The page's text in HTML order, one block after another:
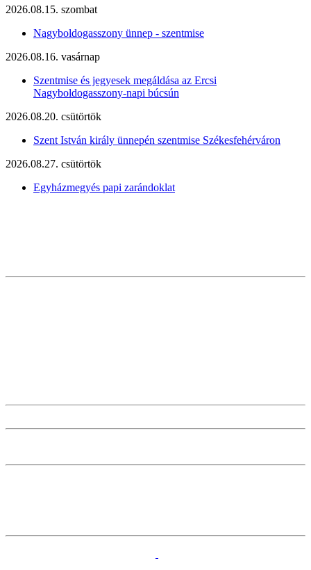
2026.08.15. szombat
Nagyboldogasszony ünnep - szentmise
2026.08.16. vasárnap
Szentmise és jegyesek megáldása az Ercsi
Nagyboldogasszony-napi búcsún
2026.08.20. csütörtök
Szent István király ünnepén szentmise Székesfehérváron
2026.08.27. csütörtök
Egyházmegyés papi zarándoklat